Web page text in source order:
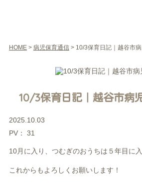
HOME> 病児保育通信> 10/3保育日記｜越谷市
10/3保育日記｜越谷市病
2025.10.03
PV：
31
10月に入り、つむぎのおうちは５年目に
これからもよろしくお願いします！